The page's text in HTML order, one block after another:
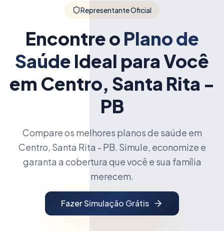
Representante Oficial
Encontre o Plano de
Saúde Ideal para Você
em Centro, Santa Rita -
PB
Compare os melhores planos de saúde em
Centro, Santa Rita - PB. Simule, economize e
garanta a cobertura que você e sua família
merecem.
Fazer Simulação Grátis